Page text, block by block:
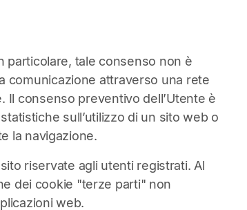
particolare, tale consenso non è
comunicazione attraverso una rete
consenso preventivo dell’Utente è
sull’utilizzo di un sito web o
la navigazione.
riservate agli utenti registrati. Al
dei cookie "terze parti" non
web.